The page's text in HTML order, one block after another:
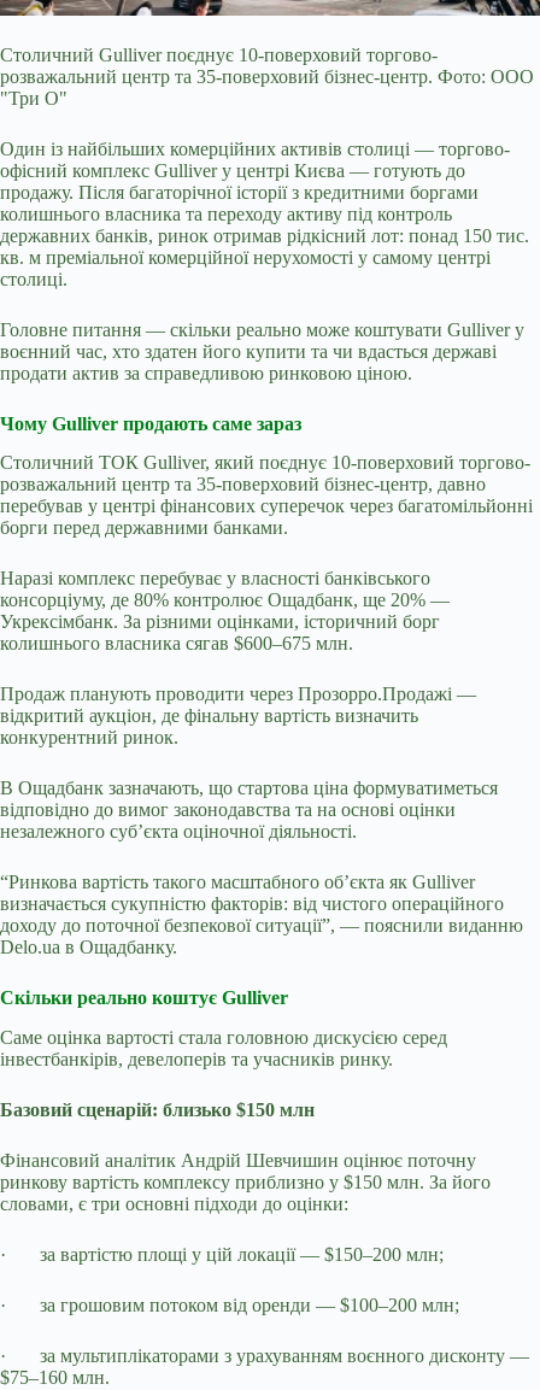
Столичний Gulliver поєднує 10-поверховий торгово-
розважальний центр та 35-поверховий бізнес-центр. Фото: ООО
"Три О"
Один із найбільших комерційних активів столиці — торгово-
офісний комплекс Gulliver у центрі Києва — готують до
продажу. Після багаторічної історії з кредитними боргами
колишнього власника та переходу активу під контроль
державних банків, ринок отримав рідкісний лот: понад 150 тис.
кв. м преміальної комерційної нерухомості у самому центрі
столиці.
Головне питання — скільки реально може коштувати Gulliver у
воєнний час, хто здатен його купити та чи вдасться державі
продати актив за справедливою ринковою ціною.
Чому Gulliver продають саме зараз
Столичний ТОК Gulliver, який поєднує 10-поверховий торгово-
розважальний центр та 35-поверховий бізнес-центр, давно
перебував у центрі фінансових суперечок через багатомільйонні
борги перед державними банками.
Наразі комплекс перебуває у власності банківського
консорціуму, де 80% контролює Ощадбанк, ще 20% —
Укрексімбанк. За різними оцінками, історичний борг
колишнього власника сягав $600–675 млн.
Продаж планують проводити через Прозорро.Продажі —
відкритий аукціон, де фінальну вартість визначить
конкурентний ринок.
В Ощадбанк зазначають, що стартова ціна формуватиметься
відповідно до вимог законодавства та на основі оцінки
незалежного суб’єкта оціночної діяльності.
“Ринкова вартість такого масштабного об’єкта як Gulliver
визначається сукупністю факторів: від чистого операційного
доходу до поточної безпекової ситуації”, — пояснили виданню
Delo.ua в Ощадбанку.
Скільки реально коштує Gulliver
Саме оцінка вартості стала головною дискусією серед
інвестбанкірів, девелоперів та учасників ринку.
Базовий сценарій: близько $150 млн
Фінансовий аналітик Андрій Шевчишин оцінює поточну
ринкову вартість комплексу приблизно у $150 млн. За його
словами, є три основні підходи до оцінки:
· за вартістю площі у цій локації — $150–200 млн;
· за грошовим потоком від оренди — $100–200 млн;
·
за мультиплікаторами з урахуванням воєнного дисконту —
$75–160 млн.